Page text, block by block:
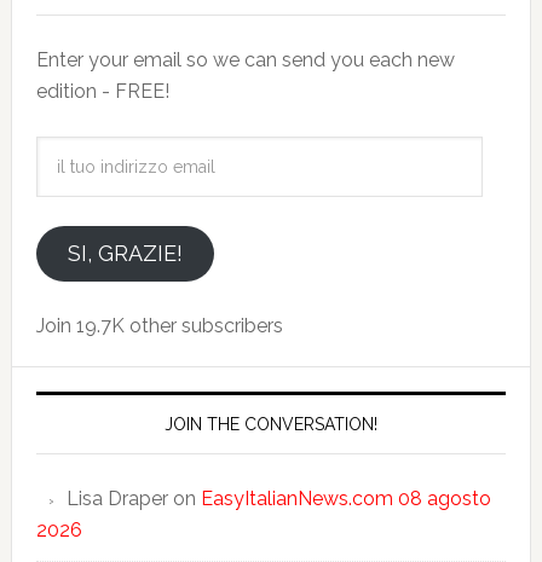
Enter your email so we can send you each new
edition - FREE!
emailSI, GRAZIE!
Join 19.7K other subscribers
JOIN THE CONVERSATION!
Lisa Draperon EasyItalianNews.com 08 agosto
2026